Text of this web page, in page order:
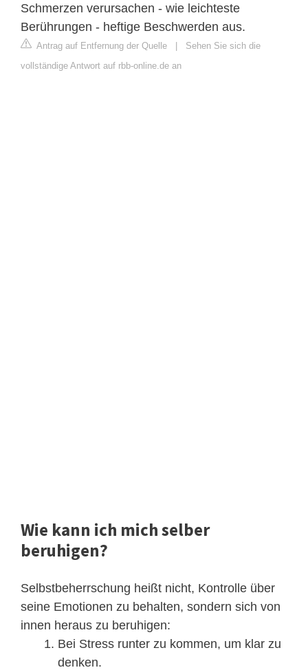
Schmerzen verursachen - wie leichteste
Berührungen - heftige Beschwerden aus.
Antrag auf Entfernung der Quelle | Sehen Sie sich die
vollständige Antwort auf rbb-online.de an
Wie kann ich mich selber
beruhigen?
Selbstbeherrschung heißt nicht, Kontrolle über
seine Emotionen zu behalten, sondern sich von
innen heraus zu beruhigen:
Bei Stress runter zu kommen, um klar zu
denken.